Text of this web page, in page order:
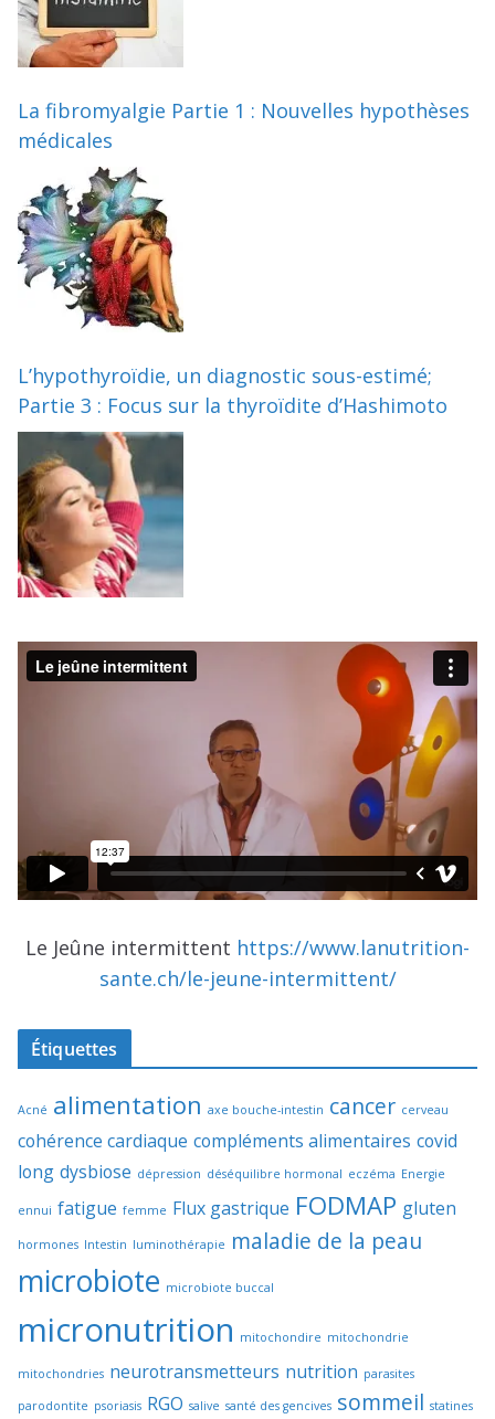
La fibromyalgie Partie 1 : Nouvelles hypothèses
médicales
L’hypothyroïdie, un diagnostic sous-estimé;
Partie 3 : Focus sur la thyroïdite d’Hashimoto
Le Jeûne intermittent https://www.lanutrition-
sante.ch/le-jeune-intermittent/
Étiquettes
Acné alimentation axe bouche-intestin cancer cerveau
cohérence cardiaque compléments alimentaires covid
long dysbiose dépression déséquilibre hormonal eczéma Energie
ennui fatigue femme Flux gastrique FODMAP gluten
hormones Intestin luminothérapie maladie de la peau
microbiote microbiote buccal
micronutrition mitochondire mitochondrie
mitochondries neurotransmetteurs nutrition parasites
parodontite psoriasis RGO salive santé des gencives sommeil statines